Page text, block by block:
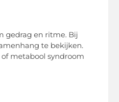
gedrag en ritme. Bij
te bekijken.
metabool syndroom